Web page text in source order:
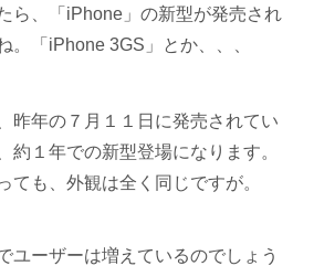
ら、「iPhone」の新型が発売され
。「iPhone 3GS」とか、、、
昨年の７月１１日に発売されてい
約１年での新型登場になります。
ても、外観は全く同じですが。
ユーザーは増えているのでしょう